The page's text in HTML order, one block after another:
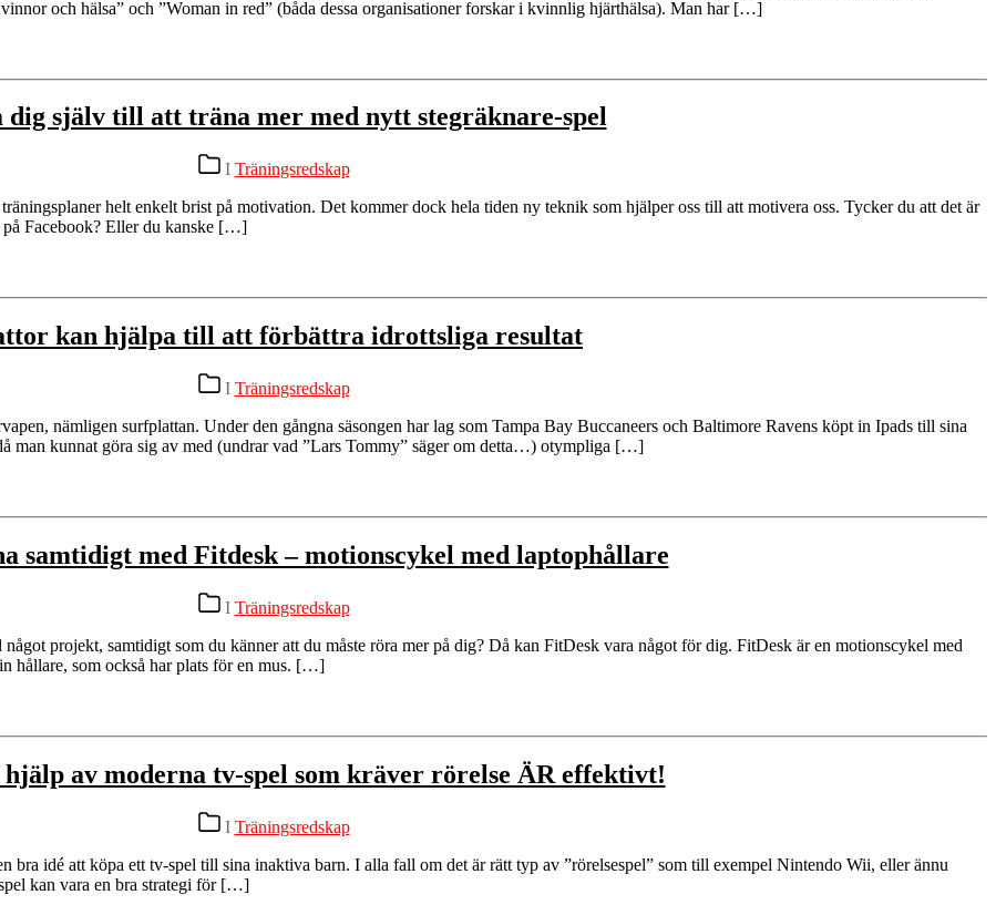
och hälsa” och ”Woman in red” (båda dessa organisationer forskar i kvinnlig hjärthälsa). Man har […]
själv till att träna mer med nytt stegräknare-spel
Kategorier
I Träningsredskap
helt enkelt brist på motivation. Det kommer dock hela tiden ny teknik som hjälper oss till att motivera oss. Tycker du att det är
Facebook? Eller du kanske […]
kan hjälpa till att förbättra idrottsliga resultat
Kategorier
I Träningsredskap
nämligen surfplattan. Under den gångna säsongen har lag som Tampa Bay Buccaneers och Baltimore Ravens köpt in Ipads till sina
man kunnat göra sig av med (undrar vad ”Lars Tommy” säger om detta…) otympliga […]
samtidigt med Fitdesk – motionscykel med laptophållare
Kategorier
I Träningsredskap
projekt, samtidigt som du känner att du måste röra mer på dig? Då kan FitDesk vara något för dig. FitDesk är en motionscykel med
hållare, som också har plats för en mus. […]
av moderna tv-spel som kräver rörelse ÄR effektivt!
Kategorier
I Träningsredskap
bra idé att köpa ett tv-spel till sina inaktiva barn. I alla fall om det är rätt typ av ”rörelsespel” som till exempel Nintendo Wii, eller ännu
kan vara en bra strategi för […]